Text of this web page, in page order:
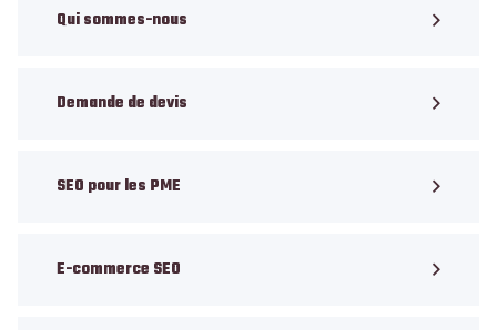
Qui sommes-nous
Demande de devis
SEO pour les PME
E-commerce SEO